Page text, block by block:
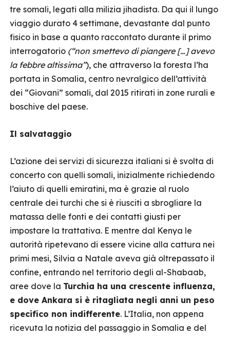
tre somali, legati alla milizia jihadista. Da qui il lungo
viaggio durato 4 settimane, devastante dal punto
fisico in base a quanto raccontato durante il primo
interrogatorio (“non smettevo di piangere […] avevo
la febbre altissima”), che attraverso la foresta l’ha
portata in Somalia, centro nevralgico dell’attività
dei “Giovani” somali, dal 2015 ritirati in zone rurali e
boschive del paese.
Il salvataggio
L’azione dei servizi di sicurezza italiani si è svolta di
concerto con quelli somali, inizialmente richiedendo
l’aiuto di quelli emiratini, ma è grazie al ruolo
centrale dei turchi che si è riusciti a sbrogliare la
matassa delle fonti e dei contatti giusti per
impostare la trattativa. E mentre dal Kenya le
autorità ripetevano di essere vicine alla cattura nei
primi mesi, Silvia a Natale aveva già oltrepassato il
confine, entrando nel territorio degli al-Shabaab,
aree dove la Turchia ha una crescente influenza,
e dove Ankara si è ritagliata negli anni un peso
specifico non indifferente. L’Italia, non appena
ricevuta la notizia del passaggio in Somalia e del